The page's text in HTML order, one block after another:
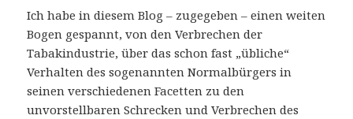
Ich habe in diesem Blog – zugegeben – einen weiten
Bogen gespannt, von den Verbrechen der
Tabakindustrie, über das schon fast „übliche“
Verhalten des sogenannten Normalbürgers in
seinen verschiedenen Facetten zu den
unvorstellbaren Schrecken und Verbrechen des